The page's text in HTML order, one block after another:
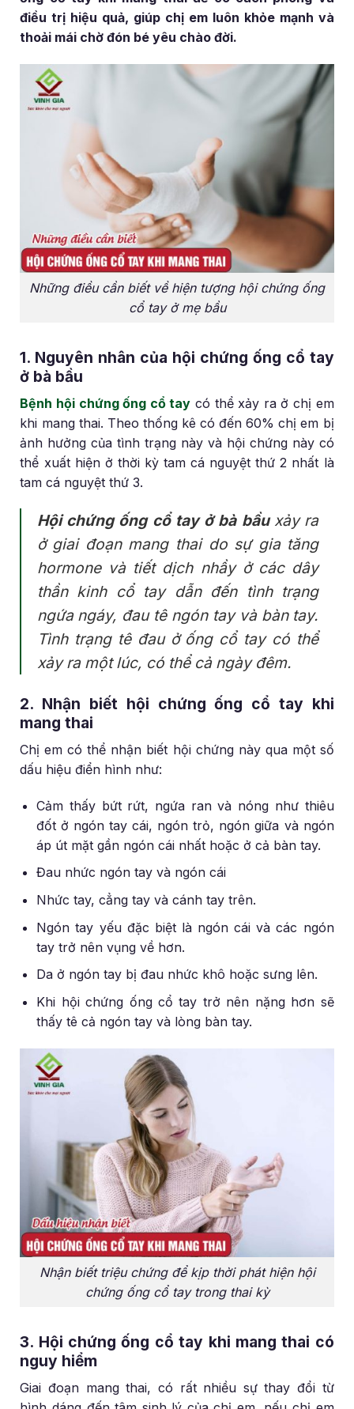
điều trị hiệu quả, giúp chị em luôn khỏe mạnh và
thoải mái chờ đón bé yêu chào đời.
Những điều cần biết về hiện tượng hội chứng ống
cổ tay ở mẹ bầu
1. Nguyên nhân của hội chứng ống cổ tay
ở bà bầu
Bệnh hội chứng ống cổ tay có thể xảy ra ở chị em
khi mang thai. Theo thống kê có đến 60% chị em bị
ảnh hưởng của tình trạng này và hội chứng này có
thể xuất hiện ở thời kỳ tam cá nguyệt thứ 2 nhất là
tam cá nguyệt thứ 3.
Hội chứng ống cổ tay ở bà bầuxảy ra
ở giai đoạn mang thai do sự gia tăng
hormone và tiết dịch nhầy ở các dây
thần kinh cổ tay dẫn đến tình trạng
ngứa ngáy, đau tê ngón tay và bàn tay.
Tình trạng tê đau ở ống cổ tay có thể
xảy ra một lúc, có thể cả ngày đêm.
2. Nhận biết hội chứng ống cổ tay khi
mang thai
Chị em có thể nhận biết hội chứng này qua một số
dấu hiệu điển hình như:
Cảm thấy bứt rứt, ngứa ran và nóng như thiêu
đốt ở ngón tay cái, ngón trỏ, ngón giữa và ngón
áp út mặt gần ngón cái nhất hoặc ở cả bàn tay.
Đau nhức ngón tay và ngón cái
Nhức tay, cẳng tay và cánh tay trên.
Ngón tay yếu đặc biệt là ngón cái và các ngón
tay trở nên vụng về hơn.
Da ở ngón tay bị đau nhức khô hoặc sưng lên.
Khi hội chứng ống cổ tay trở nên nặng hơn sẽ
thấy tê cả ngón tay và lòng bàn tay.
Nhận biết triệu chứng để kịp thời phát hiện hội
chứng ống cổ tay trong thai kỳ
3. Hội chứng ống cổ tay khi mang thai có
nguy hiểm
Giai đoạn mang thai, có rất nhiều sự thay đổi từ